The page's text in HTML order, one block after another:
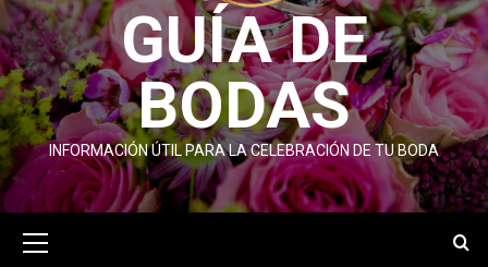
GUÍA DE
BODAS
INFORMACIÓN ÚTIL PARA LA CELEBRACIÓN DE TU BODA
primario